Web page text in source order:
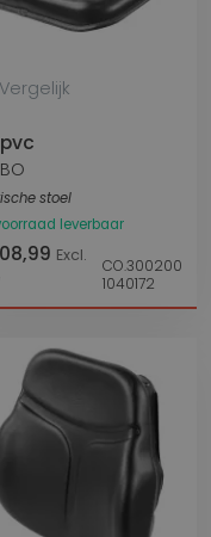
Vergelijk
stoel
leverbaar
Excl.
CO.300200
1040172